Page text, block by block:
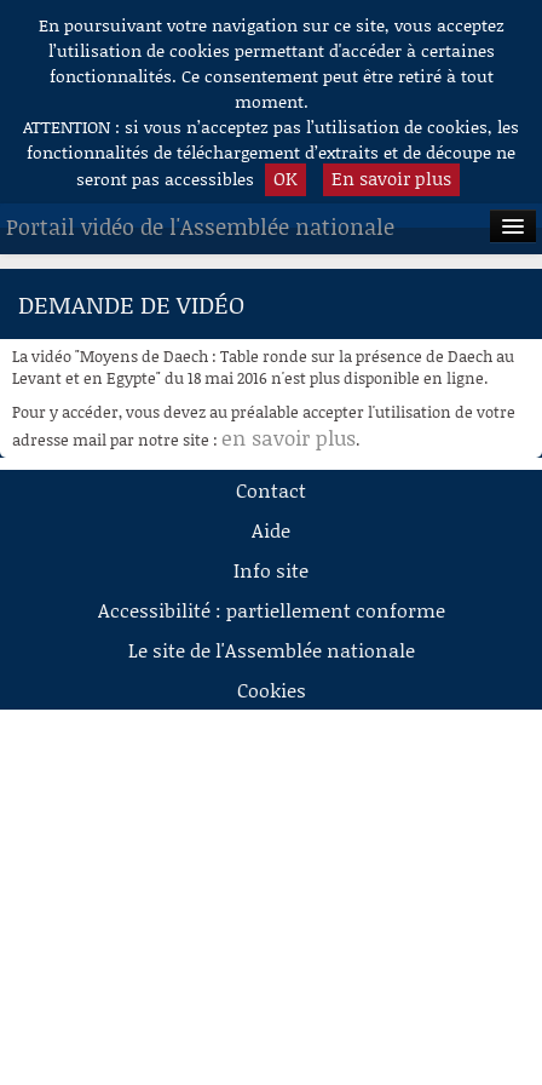
Aller au contenu
En poursuivant votre navigation sur ce site, vous acceptez
l’utilisation de cookies permettant d'accéder à certaines
fonctionnalités. Ce consentement peut être retiré à tout
moment.
ATTENTION : si vous n’acceptez pas l’utilisation de cookies, les
fonctionnalités de téléchargement d’extraits et de découpe ne
seront pas accessibles
OK En savoir plus
Portail vidéo de l'Assemblée nationale
ACCUEIL
À LA DEMANDE
RECHERCHE
AIDE À LA DÉCOUPE
DEMANDE DE VIDÉO
La vidéo "Moyens de Daech : Table ronde sur la présence de Daech au
Levant et en Egypte" du 18 mai 2016 n'est plus disponible en ligne.
Pour y accéder, vous devez au préalable accepter l'utilisation de votre
adresse mail par notre site : en savoir plus.
Contact
Aide
Info site
Accessibilité : partiellement conforme
Le site de l'Assemblée nationale
Cookies